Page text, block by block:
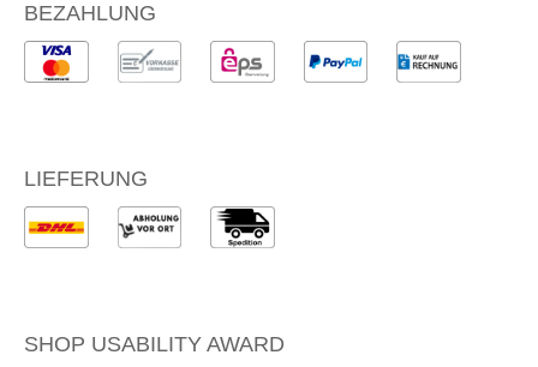
BEZAHLUNG
LIEFERUNG
SHOP USABILITY AWARD